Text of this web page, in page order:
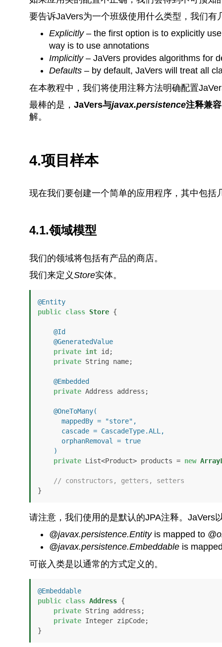
要告诉JaVers为一个班级使用什么类型，我们有
Explicitly– the first option is to explicitly
way is to use annotations
Implicitly– JaVers provides algorithms for
Defaults– by default, JaVers will treat all
在本教程中，我们将使用注释方法明确配置
最棒的是， JaVers与javax.persistence注释兼容
解。
4.项目样本
现在我们要创建一个简单的应用程序，其中包括
4.1.领域模型
我们的领域将包括有产品的商店。
我们来定义Store实体。
@Entity
public class Store {
@Id
@GeneratedValue
private int id;
private String name;
@Embedded
private Address address;
@OneToMany(
    )
private List<Product> products = new
// constructors, getters, setters
}
请注意，我们使用的是默认的JPA注释。JaVers
@javax.persistence.Entityis mapped to
@javax.persistence.Embeddableis
可嵌入类是以通常的方式定义的。
@Embeddable
public class Address {
private String address;
private Integer zipCode;
}